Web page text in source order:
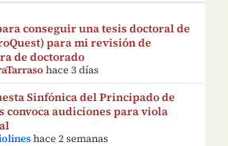
conseguir una tesis doctoral de
para mi revisión de
de doctorado
hace 3 días
Sinfónica del Principado de
convoca audiciones para viola
hace 2 semanas